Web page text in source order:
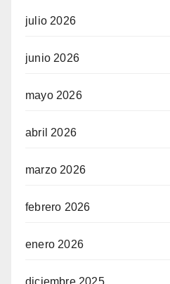
julio 2026
junio 2026
mayo 2026
abril 2026
marzo 2026
febrero 2026
enero 2026
diciembre 2025